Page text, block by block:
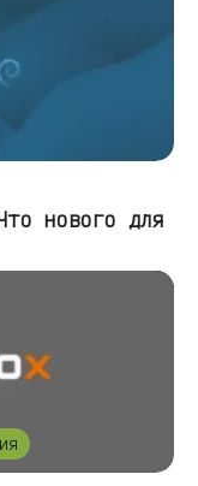
нового для